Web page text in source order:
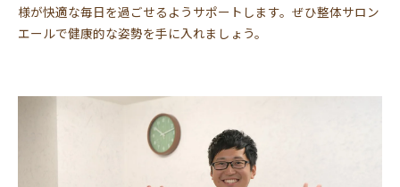
様が快適な毎日を過ごせるようサポートします。ぜひ整体サロン
エールで健康的な姿勢を手に入れましょう。